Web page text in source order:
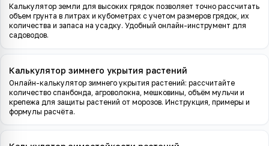
Калькулятор земли для высоких грядок позволяет точно рассчитать
объем грунта в литрах и кубометрах с учетом размеров грядок, их
количества и запаса на усадку. Удобный онлайн-инструмент для
садоводов.
Калькулятор зимнего укрытия растений
Онлайн-калькулятор зимнего укрытия растений: рассчитайте
количество спанбонда, агроволокна, мешковины, объём мульчи и
крепежа для защиты растений от морозов. Инструкция, примеры и
формулы расчёта.